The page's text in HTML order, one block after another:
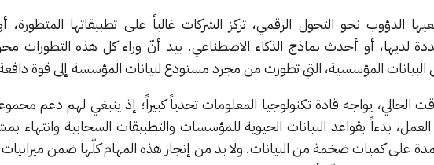
الدؤوب نحو التحول الرقمي، تركز الشركات غالباً على تطبيقاتها المتطورة،
لديها، أو أحدث نماذج الذكاء الاصطناعي. بيد أنّ وراء كل هذه التطورات
البيانات المؤسسية، التي تطورت من مجرد مستودع لبيانات المؤسسة إلى قوة دافعة
الحالي، يواجه قادة تكنولوجيا المعلومات تحدياً كبيراً؛ إذ ينبغي لهم دعم
العمل، بدءاً بقواعد البيانات الحيوية للمؤسسات والتطبيقات السحابية وانتهاء
على كميات ضخمة من البيانات. ولا بد من إنجاز هذه المهام كلّها ضمن